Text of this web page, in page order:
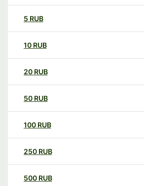
5 RUB
10 RUB
20 RUB
50 RUB
100 RUB
250 RUB
500 RUB